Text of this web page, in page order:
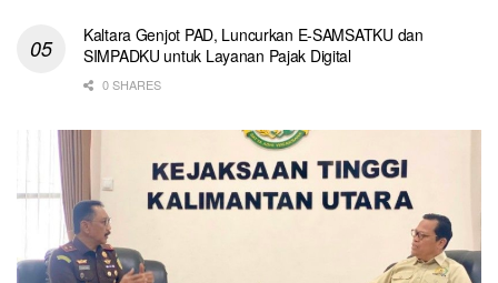
Kaltara Genjot PAD, Luncurkan E-SAMSATKU dan
SIMPADKU untuk Layanan Pajak Digital
0 SHARES